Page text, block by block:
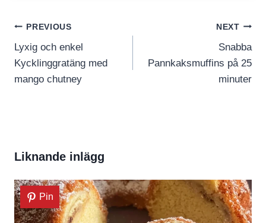
Inläggsnavigering
PREVIOUS
Lyxig och enkel
Kycklinggratäng med
mango chutney
NEXT
Snabba
Pannkaksmuffins på 25
minuter
Liknande inlägg
Pin